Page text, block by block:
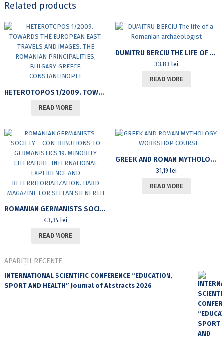
Related products
HETEROTOPOS 1/2009. TOWARDS THE EUROPEAN EAST: TRAVELS AND IMAGES. THE ROMANIAN PRINCIPALITIES, BULGARY, GREECE, CONSTANTINOPLE
READ MORE
DUMITRU BERCIU THE LIFE OF A ROMANIAN ARCHAEOLOGIST
33,83lei
READ MORE
ROMANIAN GERMANISTS SOCIETY – CONTRIBUTIONS TO GERMANISTICS 19. MINORITY LITERATURE. INTERNATIONAL EXPERIENCE AND RETERRITORIALIZATION. HARD MAGAZINE FOR STEFAN SIENERTH
43,34lei
READ MORE
GREEK AND ROMAN MYTHOLOGY – WORKSHOP COURSE
31,19lei
READ MORE
APARIȚII RECENTE
INTERNATIONAL SCIENTIFIC CONFERENCE “EDUCATION,
SPORT AND HEALTH” Journal of Abstracts 2026